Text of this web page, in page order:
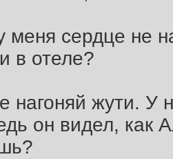
меня сердце не
в отеле?
нагоняй жути. У
он видел, как